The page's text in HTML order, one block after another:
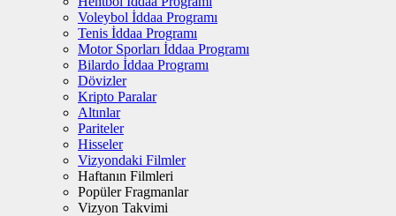
Voleybol İddaa Programı
Tenis İddaa Programı
Motor Sporları İddaa Programı
Bilardo İddaa Programı
Dövizler
Kripto Paralar
Altınlar
Pariteler
Hisseler
Vizyondaki Filmler
Haftanın Filmleri
Popüler Fragmanlar
Vizyon Takvimi